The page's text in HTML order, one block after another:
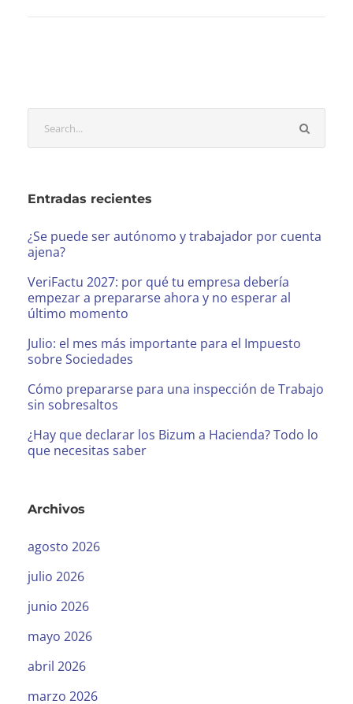
Entradas recientes
¿Se puede ser autónomo y trabajador por cuenta
ajena?
VeriFactu 2027: por qué tu empresa debería
empezar a prepararse ahora y no esperar al
último momento
Julio: el mes más importante para el Impuesto
sobre Sociedades
Cómo prepararse para una inspección de Trabajo
sin sobresaltos
¿Hay que declarar los Bizum a Hacienda? Todo lo
que necesitas saber
Archivos
agosto 2026
julio 2026
junio 2026
mayo 2026
abril 2026
marzo 2026